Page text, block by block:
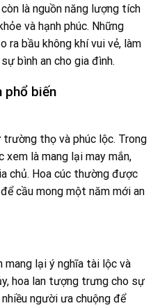
là nguồn năng lượng tích
và hạnh phúc. Những
ra bầu không khí vui vẻ, làm
bình an cho gia đình.
phổ biến
thọ và phúc lộc. Trong
xem là mang lại may mắn,
chủ. Hoa cúc thường được
cầu mong một năm mới an
mang lại ý nghĩa tài lộc và
hoa lan tượng trưng cho sự
người ưa chuộng để